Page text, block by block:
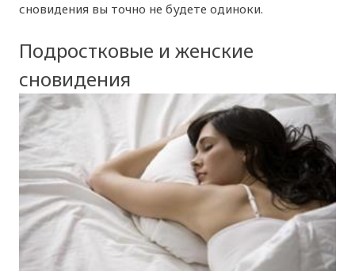
сновидения вы точно не будете одиноки.
Подростковые и женские
сновидения